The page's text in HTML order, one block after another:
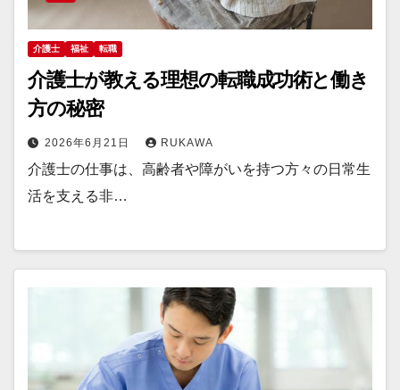
介護士 福祉 転職
介護士が教える理想の転職成功術と働き
方の秘密
2026年6月21日 RUKAWA
介護士の仕事は、高齢者や障がいを持つ方々の日常生
活を支える非…